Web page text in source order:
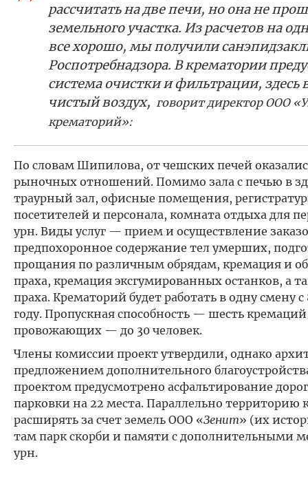
рассчитать на две печи, но она не
земельного участка. Из расчетов на
все хорошо, мы получили
Роспотребнадзора. В крематории
система очистки и фильтрации,
чистый воздух, говорит директор ООО
крематорий»:
По словам Шипилова, от чешских печей
рыночных отношений. Помимо зала с печью в
траурный зал, офисные помещения,
посетителей и персонала, комната отдыха для
урн. Виды услуг — прием и осуществление
предпохоронное содержание тел умерших,
прощания по различным обрядам, кремация и
праха, кремация эксгумированных останков, а
праха. Крематорий будет работать в одну смену
году. Пропускная способность — шесть
провожающих — до 30 человек.
Члены комиссии проект утвердили, однако
предложением дополнительного
проектом предусмотрено асфальтирование
парковки на 22 места. Параллельно территорию
расширять за счет земель ООО «Зенит» (их
там парк скорби и памяти с дополнительными
урн.